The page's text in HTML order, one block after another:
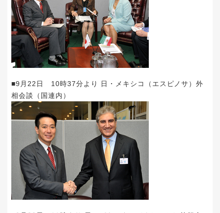
■9月22日 10時37分より 日・メキシコ（エスピノサ）外
相会談（国連内）